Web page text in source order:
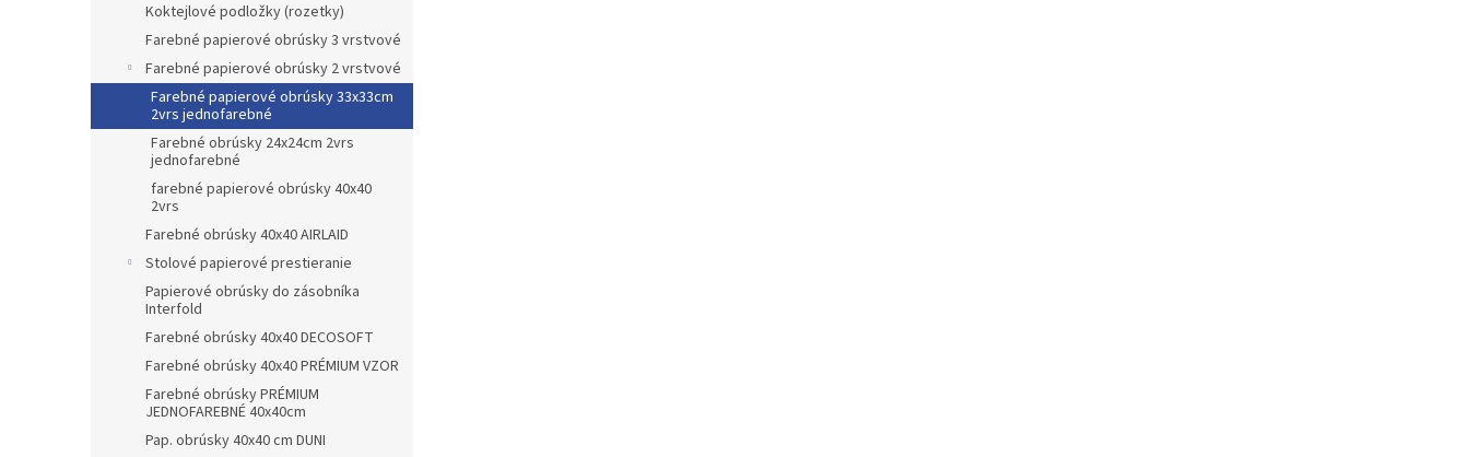
Koktejlové podložky (rozetky)
Farebné papierové obrúsky 3 vrstvové
Farebné papierové obrúsky 2 vrstvové
Farebné papierové obrúsky 33x33cm
2vrs jednofarebné
Farebné obrúsky 24x24cm 2vrs
jednofarebné
farebné papierové obrúsky 40x40
2vrs
Farebné obrúsky 40x40 AIRLAID
Stolové papierové prestieranie
Papierové obrúsky do zásobníka
Interfold
Farebné obrúsky 40x40 DECOSOFT
Farebné obrúsky 40x40 PRÉMIUM VZOR
Farebné obrúsky PRÉMIUM
JEDNOFAREBNÉ 40x40cm
Pap. obrúsky 40x40 cm DUNI